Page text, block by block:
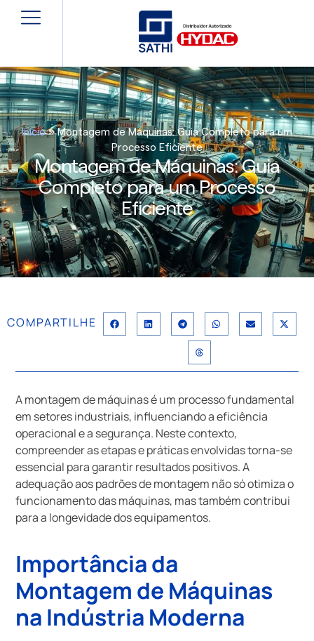
Início»Montagem de Máquinas: Guia Completo para um
Processo Eficiente
Montagem de Máquinas: Guia
Completo para um Processo
Eficiente
COMPARTILHE
A montagem de máquinas é um processo fundamental
em setores industriais, influenciando a eficiência
operacional e a segurança. Neste contexto,
compreender as etapas e práticas envolvidas torna-se
essencial para garantir resultados positivos. A
adequação aos padrões de montagem não só otimiza o
funcionamento das máquinas, mas também contribui
para a longevidade dos equipamentos.
Importância da
Montagem de Máquinas
na Indústria Moderna